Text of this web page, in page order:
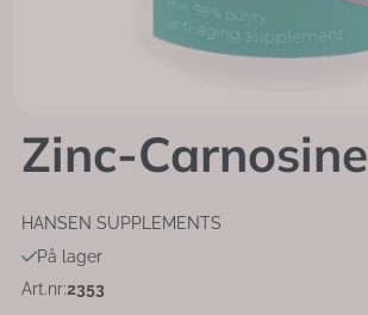
Zinc-Carnosine
HANSEN SUPPLEMENTS
På lager
Art.nr:2353